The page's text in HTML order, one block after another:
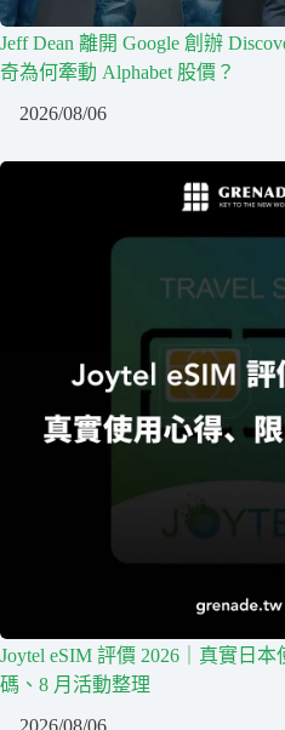
Jeff Dean 離開 Google 創辦
奇為何牽動 Alphabet 股價？
2026/08/06
Joytel eSIM 評價 2026｜真實日
碼、8 月活動整理
2026/08/06